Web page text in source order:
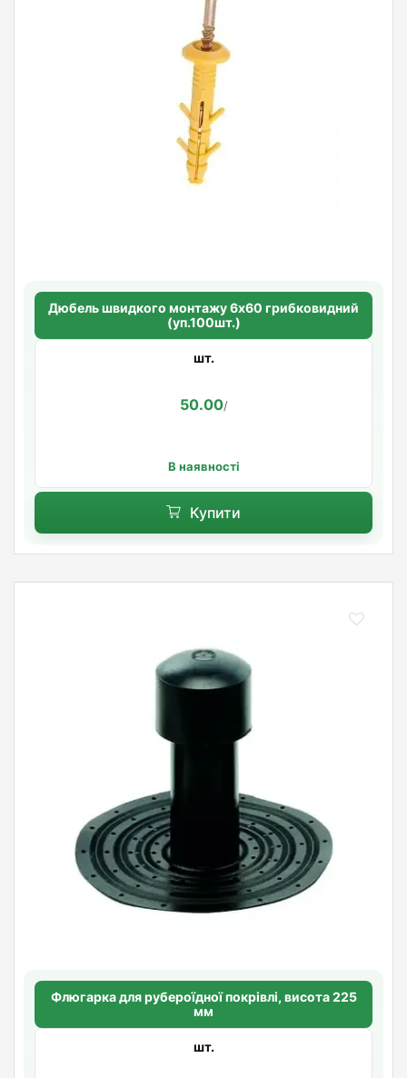
Дюбель швидкого монтажу 6х60 грибковидний
(уп.100шт.)
шт.
50.00/
В наявності
Купити
Флюгарка для рубероїдної покрівлі, висота 225
мм
шт.